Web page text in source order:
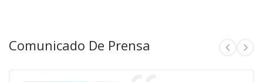
Comunicado De Prensa